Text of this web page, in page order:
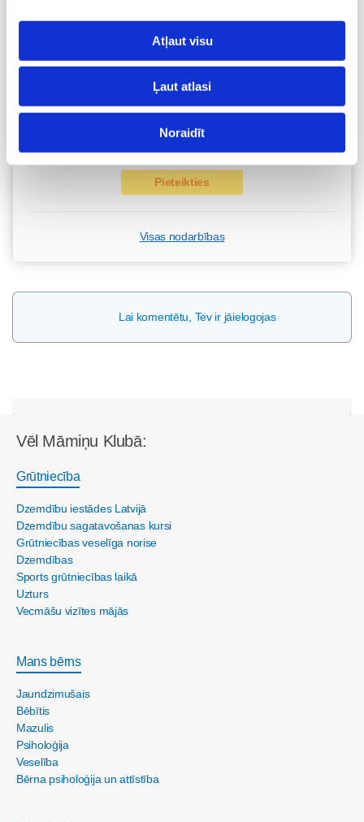
Atļaut visu
Ļaut atlasi
Noraidīt
Pieteikties
Kā bērnam iekļauties klasē ar dažādiem bērniem?
Diānas Zandes lekcija TIEŠSAISTĒ
Pieteikties
Visas nodarbības
Lai komentētu, Tev ir jāielogojas
Vēl Māmiņu Klubā:
Grūtniecība
Dzemdību iestādes Latvijā
Dzemdību sagatavošanas kursi
Grūtniecības veselīga norise
Dzemdības
Sports grūtniecības laikā
Uzturs
Vecmāšu vizītes mājās
Mans bērns
Jaundzimušais
Bēbītis
Mazulis
Psiholoģija
Veselība
Bērna psiholoģija un attīstība